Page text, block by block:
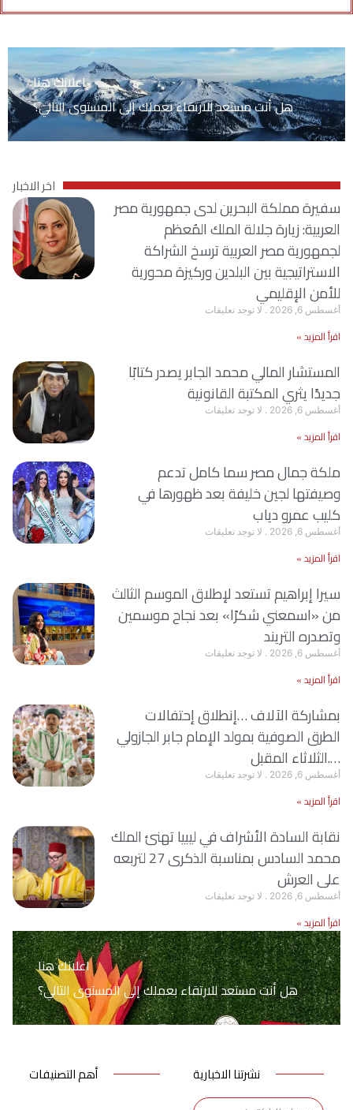
اعلانك هنا
هل أنت مستعد للارتقاء بعملك إلى المستوى التالي؟
اخر الاخبار
سفيرة مملكة البحرين لدى جمهورية مصر
العربية: زيارة جلالة الملك المُعظم
لجمهورية مصر العربية ترسخ الشراكة
الاستراتيجية بين البلدين وركيزة محورية
للأمن الإقليمي
أغسطس 6, 2026 لا توجد تعليقات
اقرأ المزيد »
المستشار المالي محمد الجابر يصدر كتابًا
جديدًا يثري المكتبة القانونية
أغسطس 6, 2026 لا توجد تعليقات
اقرأ المزيد »
ملكة جمال مصر سما كامل تدعم
وصيفتها لجين خليفة بعد ظهورها في
كليب عمرو دياب
أغسطس 6, 2026 لا توجد تعليقات
اقرأ المزيد »
سيرا إبراهيم تستعد لإطلاق الموسم الثالث
من «اسمعني شكرًا» بعد نجاح موسمين
وتصدره التريند
أغسطس 6, 2026 لا توجد تعليقات
اقرأ المزيد »
بمشاركة الآلاف …إنطلاق إحتفالات
الطرق الصوفية بمولد الإمام جابر الجازولي
….الثلاثاء المقبل
أغسطس 6, 2026 لا توجد تعليقات
اقرأ المزيد »
نقابة السادة الأشراف في ليبيا تهنئ الملك
محمد السادس بمناسبة الذكرى 27 لتربعه
على العرش
أغسطس 6, 2026 لا توجد تعليقات
اقرأ المزيد »
اعلانك هنا
هل أنت مستعد للارتقاء بعملك إلى المستوى التالي؟
نشرتنا الاخبارية أهم التصنيفات